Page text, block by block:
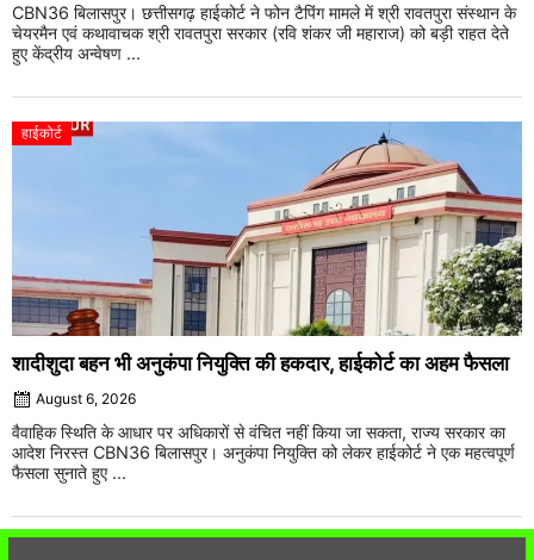
CBN36 बिलासपुर। छत्तीसगढ़ हाईकोर्ट ने फोन टैपिंग मामले में श्री रावतपुरा संस्थान के
चेयरमैन एवं कथावाचक श्री रावतपुरा सरकार (रवि शंकर जी महाराज) को बड़ी राहत देते
हुए केंद्रीय अन्वेषण ...
हाईकोर्ट
शादीशुदा बहन भी अनुकंपा नियुक्ति की हकदार, हाईकोर्ट का अहम फैसला
August 6, 2026
वैवाहिक स्थिति के आधार पर अधिकारों से वंचित नहीं किया जा सकता, राज्य सरकार का
आदेश निरस्त CBN36 बिलासपुर। अनुकंपा नियुक्ति को लेकर हाईकोर्ट ने एक महत्वपूर्ण
फैसला सुनाते हुए ...